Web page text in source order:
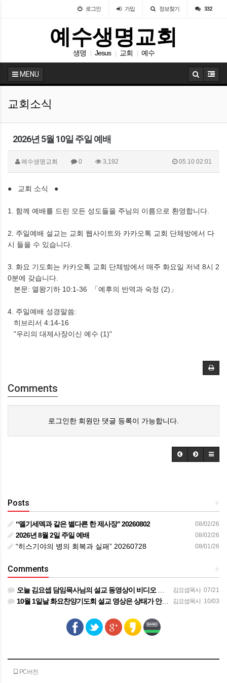
로그인 가입 정보찾기 332
예수생명교회
생명 Jesus 교회 예수
MENU
교회소식
2026년 5월 10일 주일 예배
예수생명교회 0 3,192 05.10 02:01
● 교회 소식 ●
1. 함께 예배를 드린 모든 성도들을 주님의 이름으로 환영합니다.
2. 주일예배 설교는 교회 웹사이트와 카카오톡 교회 단체방에서 다
시 들을 수 있습니다.
3. 화요 기도회는 카카오톡 교회 단체방에서 매주 화요일 저녁 8시 2
0분에 갖습니다.
본문: 열왕기하 10:1-36 「예후의 반역과 숙정 (2)」
4. 주일예배 성경말씀:
히브리서 4:14-16
"우리의 대제사장이신 예수 (1)"
Comments
로그인한 회원만 댓글 등록이 가능합니다.
+
Posts
08/02/26
“멜기세덱과 같은 별다른 한 제사장” 20260802
08/02/26
2026년 8월 2일 주일 예배
08/01/26
“히스기야의 병의 회복과 실패” 20260728
+
Comments
김요셉목사 07/21
오늘 김요셉 담임목사님의 설교 동영상이 비디오 장비 문제로 영상을 올려 드리지 못해 죄송합니다 오늘 주일 설…
김요셉목사 10/03
10월 1일날 화요찬양기도회 설교 영상은 상태가 안좋아서 오디오만 올려 드립니다
PC버전